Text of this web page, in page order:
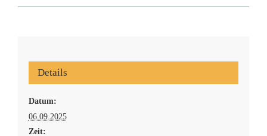
Details
Datum:
06.09.2025
Zeit: